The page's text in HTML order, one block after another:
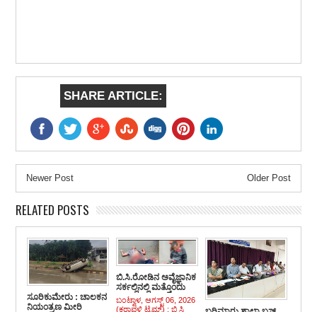
SHARE ARTICLE:
Newer Post Older Post
RELATED POSTS
ಸೂರಿಕುಮೇರು : ಚಾಲಕನ
ನಿಯಂತ್ರಣ ಮೀರಿ
ಬಿ.ಸಿ.ರೋಡಿನ ಅವೈಜ್ಞಾನಿಕ
ಸರ್ಕಲ್ಲಿನಲ್ಲಿ ಮತ್ತೊಂದು
ಭೀಕರ ಅಪಘಾತ : ಟಿಪ್ಪರ್
ಹರಿದು ಸ್ಕೂಟರ್
ಬಂಟ್ವಾಳ, ಆಗಸ್ಟ್ 06, 2026
(ಕರಾವಳಿ ಟೈಮ್ಸ್) : ಬಿ ಸಿ